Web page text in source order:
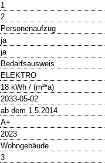
1
2
Personenaufzug
ja
ja
Bedarfsausweis
ELEKTRO
18 kWh / (m²*a)
2033-05-02
ab dem 1.5.2014
A+
2023
Wohngebäude
3